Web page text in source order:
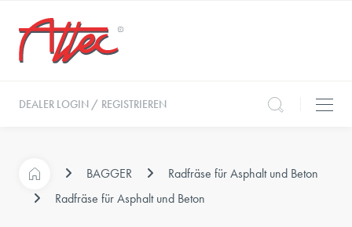
DEALER LOGIN / REGISTRIEREN
BAGGER
Radfräse für Asphalt und Beton
Radfräse für Asphalt und Beton